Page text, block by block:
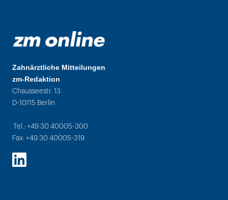
Zahnärztliche Mitteilungen
zm-Redaktion
Chausseestr. 13
D-10115 Berlin
Tel.: +49 30 40005-300
Fax: +49 30 40005-319
LinkedIn